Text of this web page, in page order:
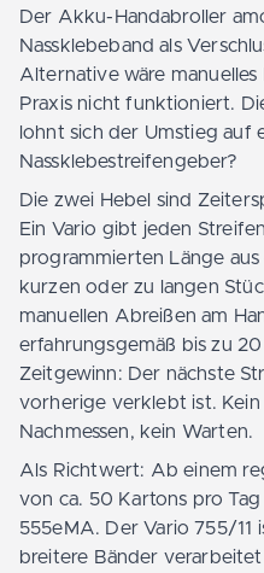
Der Akku-Handabroller
Nassklebeband als
Alternative wäre
Praxis nicht funktioniert.
lohnt sich der Umstieg auf
Nassklebestreifengeber?
Die zwei Hebel sind
Ein Vario gibt jeden
programmierten Länge
kurzen oder zu langen
manuellen Abreißen am
erfahrungsgemäß bis zu
Zeitgewinn: Der nächste
vorherige verklebt ist. Kein
Nachmessen, kein Warten.
Als Richtwert: Ab einem
von ca. 50 Kartons pro
555eMA. Der Vario 755/11
breitere Bänder